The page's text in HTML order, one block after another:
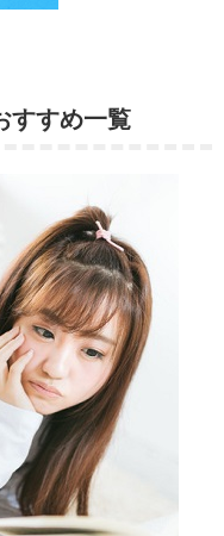
すすめ一覧